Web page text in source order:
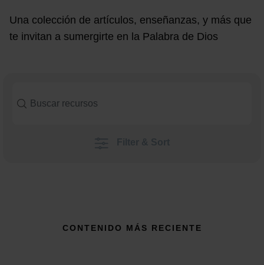
Una colección de artículos, enseñanzas, y más que
te invitan a sumergirte en la Palabra de Dios
CONTENIDO MÁS RECIENTE